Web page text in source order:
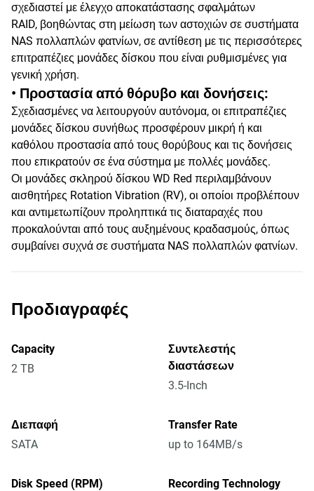
σχεδιαστεί με έλεγχο αποκατάστασης σφαλμάτων
RAID, βοηθώντας στη μείωση των αστοχιών σε συστήματα
NAS πολλαπλών φατνίων, σε αντίθεση με τις περισσότερες
επιτραπέζιες μονάδες δίσκου που είναι ρυθμισμένες για
γενική χρήση.
• Προστασία από θόρυβο και δονήσεις:
Σχεδιασμένες να λειτουργούν αυτόνομα, οι επιτραπέζιες
μονάδες δίσκου συνήθως προσφέρουν μικρή ή και
καθόλου προστασία από τους θορύβους και τις δονήσεις
που επικρατούν σε ένα σύστημα με πολλές μονάδες.
Οι μονάδες σκληρού δίσκου WD Red περιλαμβάνουν
αισθητήρες Rotation Vibration (RV), οι οποίοι προβλέπουν
και αντιμετωπίζουν προληπτικά τις διαταραχές που
προκαλούνται από τους αυξημένους κραδασμούς, όπως
συμβαίνει συχνά σε συστήματα NAS πολλαπλών φατνίων.
Προδιαγραφές
Capacity
2 TB
Συντελεστής
διαστάσεων
3.5-Inch
Διεπαφή
SATA
Transfer Rate
up to 164MB/s
Disk Speed (RPM)
Recording Technology